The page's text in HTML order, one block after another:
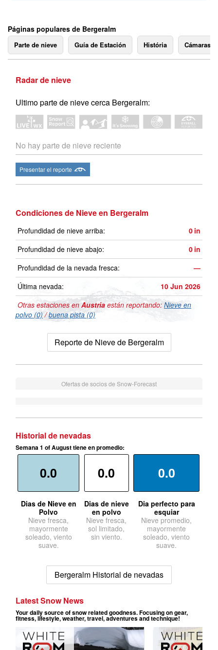
Páginas populares de Bergeralm
Parte de nieve Guía de Estación História Cámaras
Radar de nieve
Ultimo parte de nieve cerca Bergeralm:
No hay parte de nieve reciente
Presentar el reporte
Condiciones de Nieve en Bergeralm
Profundidad de nieve arriba: 0 in
Profundidad de nieve abajo:
0 in
Profundidad de la nevada fresca:
—
Última nevada:
10 Jun 2026
Otras estaciones enAustria están reportando: Nieve en
polvo (0) /buena pista (0)
Reporte de Nieve de Bergeralm
Ofertas de socios de Snow-Forecast
Historial de nevadas
Semana 1 of August tiene en promedio:
0.0
Dias de Nieve en
Polvo
Nieve fresca,
mayormente
soleado, viento
suave.
0.0
Dias de nieve
en polvo
Nieve fresca,
sol limitado,
sin viento.
0.0
Dia perfecto para
esquiar
Nieve promedio,
mayormente
soleado, viento
suave.
Bergeralm Historial de nevadas